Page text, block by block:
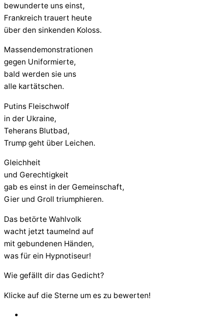
bewunderte uns einst,
Frankreich trauert heute
über den sinkenden Koloss.
Massendemonstrationen
gegen Uniformierte,
bald werden sie uns
alle kartätschen.
Putins Fleischwolf
in der Ukraine,
Teherans Blutbad,
Trump geht über Leichen.
Gleichheit
und Gerechtigkeit
gab es einst in der Gemeinschaft,
Gier und Groll triumphieren.
Das betörte Wahlvolk
wacht jetzt taumelnd auf
mit gebundenen Händen,
was für ein Hypnotiseur!
Wie gefällt dir das Gedicht?
Klicke auf die Sterne um es zu bewerten!